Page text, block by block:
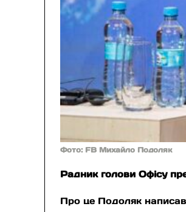
Фото: FB Михайло Подоляк
Радник голови Офісу
Про це Подоляк